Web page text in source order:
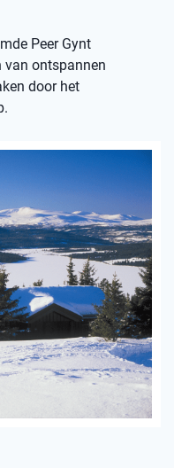
Peer Gynt
van ontspannen
door het